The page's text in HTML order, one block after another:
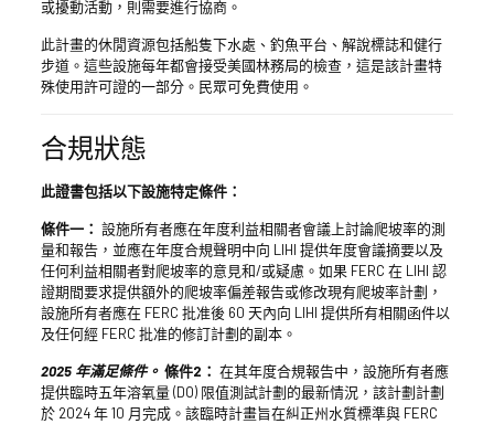
或擾動活動，則需要進行協商。
此計畫的休閒資源包括船隻下水處、釣魚平台、解說標誌和健行
步道。這些設施每年都會接受美國林務局的檢查，這是該計畫特
殊使用許可證的一部分。民眾可免費使用。
合規狀態
此證書包括以下設施特定條件：
條件一： 設施所有者應在年度利益相關者會議上討論爬坡率的測
量和報告，並應在年度合規聲明中向 LIHI 提供年度會議摘要以及
任何利益相關者對爬坡率的意見和/或疑慮。如果 FERC 在 LIHI 認
證期間要求提供額外的爬坡率偏差報告或修改現有爬坡率計劃，
設施所有者應在 FERC 批准後 60 天內向 LIHI 提供所有相關函件以
及任何經 FERC 批准的修訂計劃的副本。
2025 年滿足條件。 條件2： 在其年度合規報告中，設施所有者應
提供臨時五年溶氧量 (DO) 限值測試計劃的最新情況，該計劃計劃
於 2024 年 10 月完成。該臨時計畫旨在糾正州水質標準與 FERC